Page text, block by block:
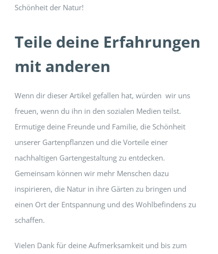
Schönheit der Natur!
Teile deine Erfahrungen
mit anderen
Wenn dir dieser Artikel gefallen hat, würden wir uns
freuen, wenn du ihn in den sozialen Medien teilst.
Ermutige deine Freunde und Familie, die Schönheit
unserer Gartenpflanzen und die Vorteile einer
nachhaltigen Gartengestaltung zu entdecken.
Gemeinsam können wir mehr Menschen dazu
inspirieren, die Natur in ihre Gärten zu bringen und
einen Ort der Entspannung und des Wohlbefindens zu
schaffen.
Vielen Dank für deine Aufmerksamkeit und bis zum